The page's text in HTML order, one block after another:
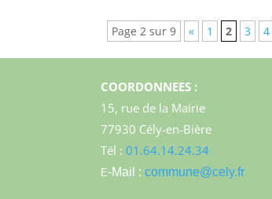
Page 2 sur 9 « 1 2 3 4
COORDONNEES :
15, rue de la Mairie
77930 Cély-en-Bière
Tél : 01.64.14.24.34
E-Mail : commune@cely.fr